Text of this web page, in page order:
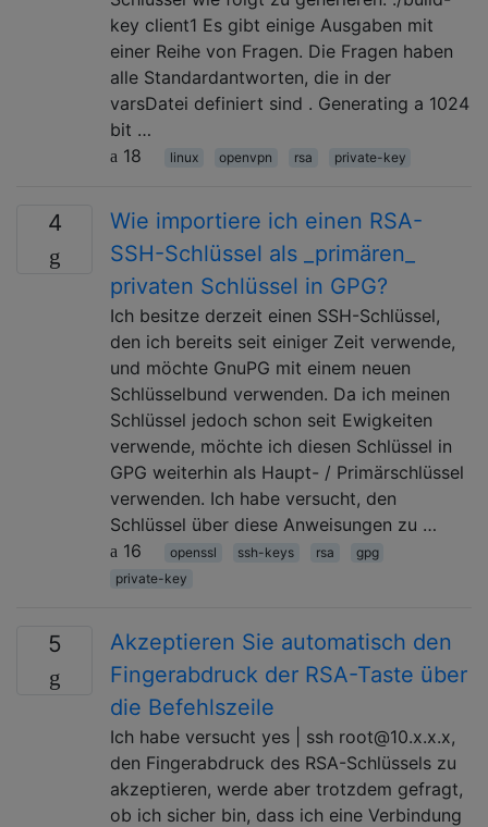
key client1 Es gibt einige Ausgaben mit
einer Reihe von Fragen. Die Fragen haben
alle Standardantworten, die in der
varsDatei definiert sind . Generating a 1024
bit …
18
linux openvpn rsa private-key
4
Wie importiere ich einen RSA-
SSH-Schlüssel als _primären_
privaten Schlüssel in GPG?
Ich besitze derzeit einen SSH-Schlüssel,
den ich bereits seit einiger Zeit verwende,
und möchte GnuPG mit einem neuen
Schlüsselbund verwenden. Da ich meinen
Schlüssel jedoch schon seit Ewigkeiten
verwende, möchte ich diesen Schlüssel in
GPG weiterhin als Haupt- / Primärschlüssel
verwenden. Ich habe versucht, den
Schlüssel über diese Anweisungen zu …
16
openssl ssh-keys rsa
gpg
private-key
5
Akzeptieren Sie automatisch den
Fingerabdruck der RSA-Taste über
die Befehlszeile
Ich habe versucht yes | ssh root@10.x.x.x,
den Fingerabdruck des RSA-Schlüssels zu
akzeptieren, werde aber trotzdem gefragt,
ob ich sicher bin, dass ich eine Verbindung